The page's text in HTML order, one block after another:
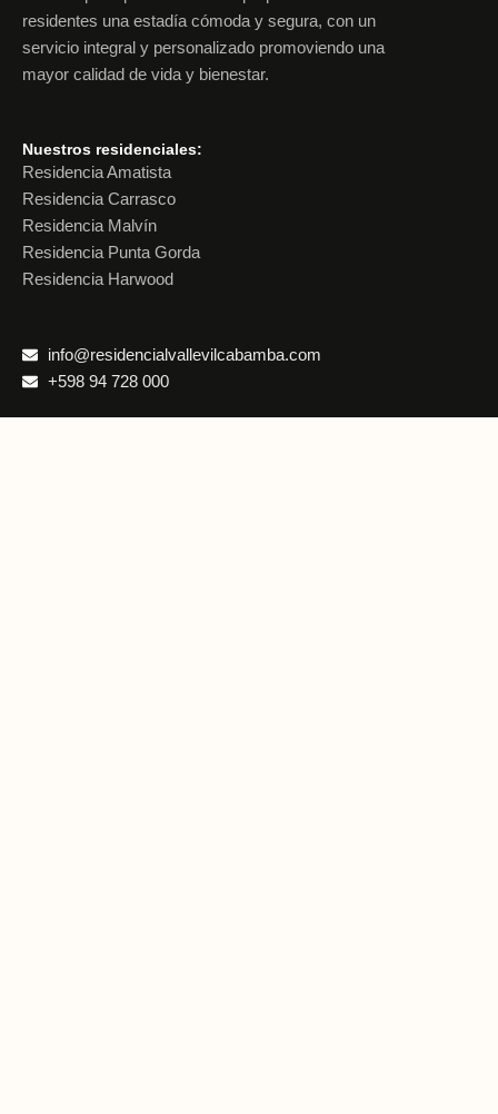
residentes una estadía cómoda y segura, con un
servicio integral y personalizado promoviendo una
mayor calidad de vida y bienestar.
Nuestros residenciales:
Residencia Amatista
Residencia Carrasco
Residencia Malvín
Residencia Punta Gorda
Residencia Harwood
info@residencialvallevilcabamba.com
+598 94 728 000